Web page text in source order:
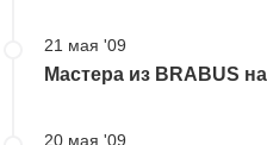
21 мая '09
Мастера из BRABUS
20 мая '09